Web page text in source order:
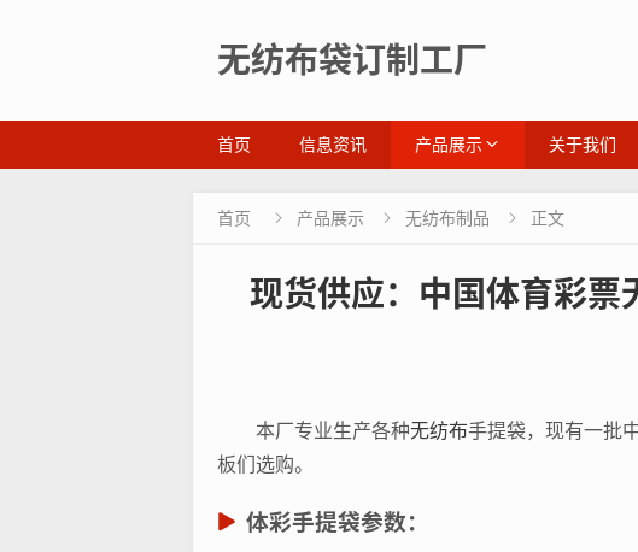
无纺布袋订制工厂
首页 信息资讯 产品展示 关于我们
首页  产品展示  无纺布制品  正文
现货供应：中国体育彩票
本厂专业生产各种无纺布手提袋，现有一批
板们选购。
体彩手提袋参数：